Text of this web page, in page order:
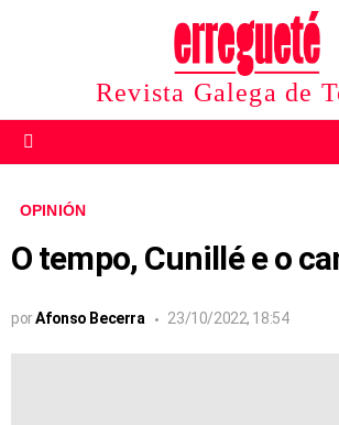
Revista Galega de
OPINIÓN
O tempo, Cunillé e o
porAfonso Becerra 23/10/2022, 18:54